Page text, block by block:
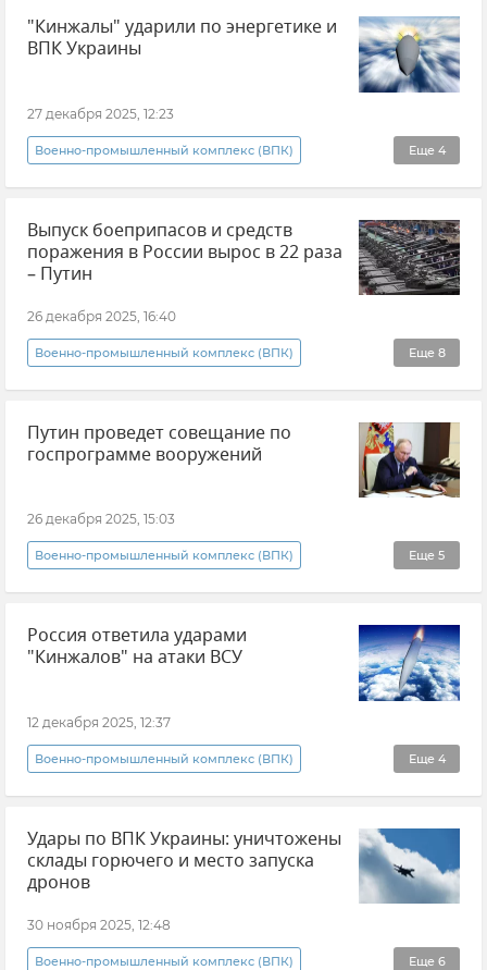
Дональд Трамп
"Кинжалы" ударили по энергетике и
ВПК Украины
27 декабря 2025, 12:23
Еще 4
Военно-промышленный комплекс (ВПК)
Гиперзвуковые ракеты "Кинжал"
Удары по Украине Новости СВО
Министерство обороны РФ
Выпуск боеприпасов и средств
поражения в России вырос в 22 раза
– Путин
26 декабря 2025, 16:40
Еще 8
Военно-промышленный комплекс (ВПК)
Владимир Путин (политик) Россия
Новости СВО ОПК
Оборонно-промышленный комплекс России
Оружие
Новости
Путин проведет совещание по
госпрограмме вооружений
26 декабря 2025, 15:03
Еще 5
Военно-промышленный комплекс (ВПК)
Владимир Путин (политик)
Дмитрий Песков
Совет безопасности России
Россия ответила ударами
"Кинжалов" на атаки ВСУ
12 декабря 2025, 12:37
Еще 4
Военно-промышленный комплекс (ВПК)
Новости Министерство обороны РФ
Украина Новости СВО
Удары по ВПК Украины: уничтожены
склады горючего и место запуска
дронов
30 ноября 2025, 12:48
Еще 6
Военно-промышленный комплекс (ВПК)